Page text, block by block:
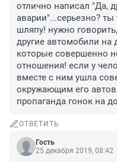
отлично написал "Да,
аварии"...серьезно? ты
шляпу! нужно
другие автомобили на
которые совершенно
отношения! если у
вместе с ним ушла
окружающим его
пропаганда гонок на
ОТВЕТИТЬ
Гость
25 декабря 2019, 08:42